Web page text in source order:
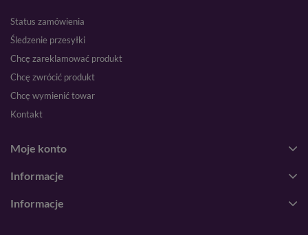
Status zamówienia
Śledzenie przesyłki
Chcę zareklamować produkt
Chcę zwrócić produkt
Chcę wymienić towar
Kontakt
Moje konto
Informacje
Informacje